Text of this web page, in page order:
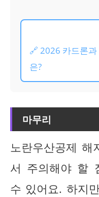
🔗 2026 카드론
은?
마무리
노란우산공제 해
서 주의해야 할
수 있어요. 하지